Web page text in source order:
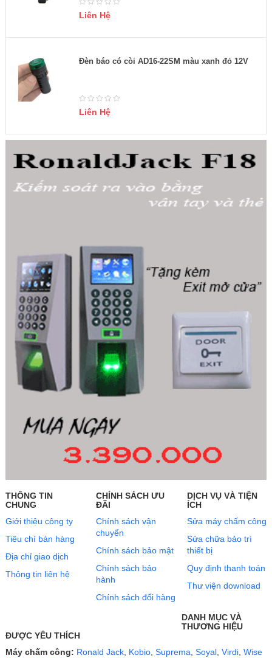
Liên Hệ
Đèn báo có còi AD16-22SM màu xanh đỏ 12V
Liên Hệ
THÔNG TIN
CHUNG
Giới thiệu công ty
Tiêu chí bán hàng
Địa chỉ giao dịch
Thông tin liên hệ
CHÍNH SÁCH ƯU
ĐÃI
Chính sách vận
chuyển
Chính sách bảo mật
Chính sách bảo
hành
Chính sách đổi hàng
DỊCH VỤ VÀ TIỆN
ÍCH
Sửa máy chấm công
Sửa chữa bảo trì
thiết bị
Quy định thanh toán
Thư viện download
DANH MỤC VÀ
THƯƠNG HIỆU
ĐƯỢC YÊU THÍCH
Máy chấm công: Ronald Jack, Kobio, Suprema, Soyal, Virdi, Wise